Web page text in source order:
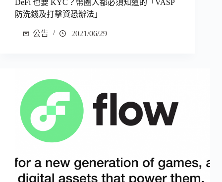
DeFi 也要 KYC？幣圈人都必須知道的「VASP
防洗錢及打擊資恐辦法」
公告 2021/06/29